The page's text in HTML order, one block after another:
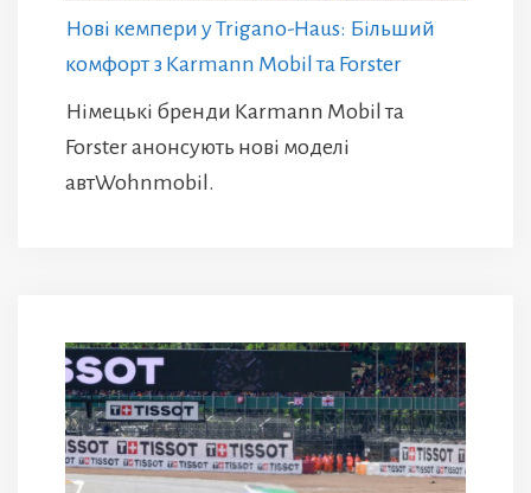
Нові кемпери у Trigano-Haus: Більший
комфорт з Karmann Mobil та Forster
Німецькі бренди Karmann Mobil та
Forster анонсують нові моделі
автWohnmobil.